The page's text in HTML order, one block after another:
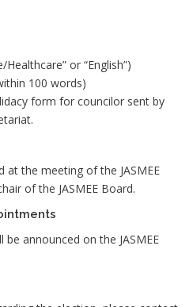
or “English”)
100 words)
form for councilor sent by
at the meeting of the JASMEE
of the JASMEE Board.
announced on the JASMEE